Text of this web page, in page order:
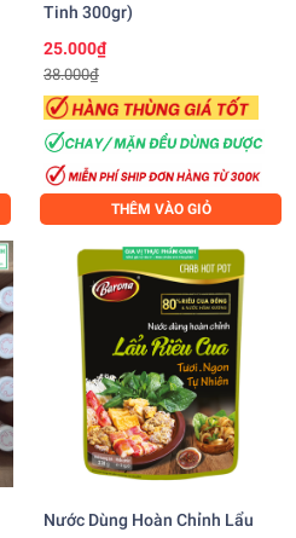
Tinh 300gr)
25.000₫
38.000₫
THÊM VÀO GIỎ
Nước Dùng Hoàn Chỉnh Lẩu